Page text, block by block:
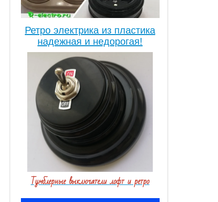
Ретро электрика из пластика
надежная и недорогая!
Тумблерные выключатели лофт и ретро